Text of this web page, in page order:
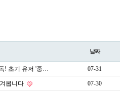
날짜
! 초기 유저 '중… 07-31
봅니다 07-30